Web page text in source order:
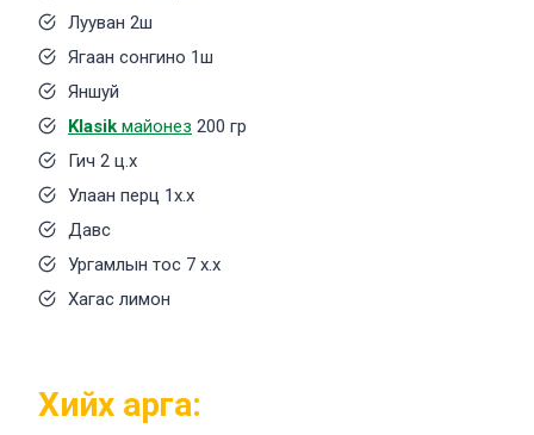
Лууван 2ш
Ягаан сонгино 1ш
Яншуй
Klasik майонез 200 гр
Гич 2 ц.х
Улаан перц 1х.х
Давс
Ургамлын тос 7 х.х
Хагас лимон
Хийх арга: